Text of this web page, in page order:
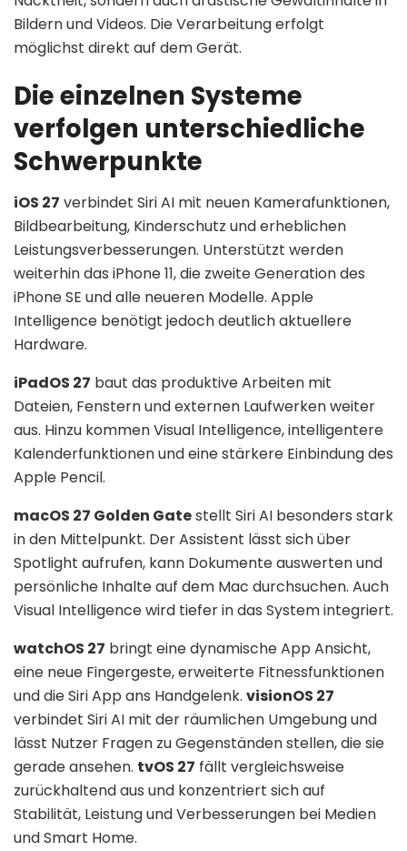
Bildern und Videos. Die Verarbeitung erfolgt
möglichst direkt auf dem Gerät.
Die einzelnen Systeme
verfolgen unterschiedliche
Schwerpunkte
iOS 27 verbindet Siri AI mit neuen Kamerafunktionen,
Bildbearbeitung, Kinderschutz und erheblichen
Leistungsverbesserungen. Unterstützt werden
weiterhin das iPhone 11, die zweite Generation des
iPhone SE und alle neueren Modelle. Apple
Intelligence benötigt jedoch deutlich aktuellere
Hardware.
iPadOS 27 baut das produktive Arbeiten mit
Dateien, Fenstern und externen Laufwerken weiter
aus. Hinzu kommen Visual Intelligence, intelligentere
Kalenderfunktionen und eine stärkere Einbindung des
Apple Pencil.
macOS 27 Golden Gatestellt Siri AI besonders stark
in den Mittelpunkt. Der Assistent lässt sich über
Spotlight aufrufen, kann Dokumente auswerten und
persönliche Inhalte auf dem Mac durchsuchen. Auch
Visual Intelligence wird tiefer in das System integriert.
watchOS 27 bringt eine dynamische App Ansicht,
eine neue Fingergeste, erweiterte Fitnessfunktionen
und die Siri App ans Handgelenk. visionOS 27
verbindet Siri AI mit der räumlichen Umgebung und
lässt Nutzer Fragen zu Gegenständen stellen, die sie
gerade ansehen. tvOS 27 fällt vergleichsweise
zurückhaltend aus und konzentriert sich auf
Stabilität, Leistung und Verbesserungen bei Medien
und Smart Home.